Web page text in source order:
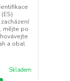
mějte po
a obal
Skladem